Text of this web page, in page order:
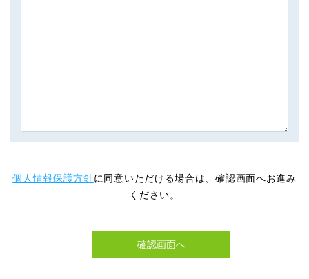
個人情報保護方針に同意いただける場合は、確認画面へお進み
ください。